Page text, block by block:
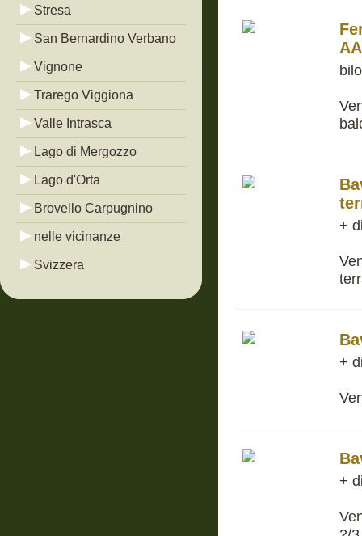
Stresa
San Bernardino Verbano
Vignone
Trarego Viggiona
Valle Intrasca
Lago di Mergozzo
Lago d'Orta
Brovello Carpugnino
nelle vicinanze
Svizzera
+
+
+